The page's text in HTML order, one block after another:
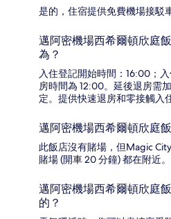
是的，住宿提供免費機場接駁車
邁阿密機場西希爾頓欣庭
為？
入住登記開始時間：16:00；
房時間為 12:00。延後退房需
定。提供快速退房和零接觸入
邁阿密機場西希爾頓欣庭
此飯店沒有賭場，但Magic
賭場 (開車 20 分鐘) 都在附近。
邁阿密機場西希爾頓欣庭
的？